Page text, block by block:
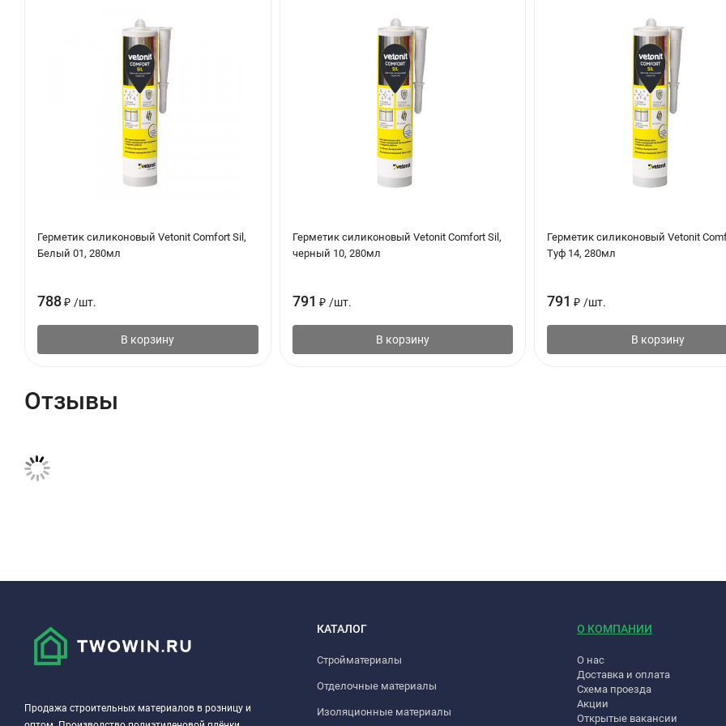
Для заглаживания шва необходимо смочить нанесенный герметик мыльным раствором с помощью распылителя и
продольным движением шпателя.
Лезвие шпателя должно располагаться поперек шва, с легким наклоном по направлению продольного движения.
Герметик силиконовый Vetonit Comfort Sil,
Белый 01, 280мл
788₽ /шт.
В корзину
Герметик силиконовый Vetonit Comfort Sil,
черный 10, 280мл
791 ₽ /шт.
В корзину
Герметик силиконовый Vetonit
Туф 14, 280мл
791 ₽ /шт.
В корзину
Отзывы
Продажа строительных материалов в розницу и
КАТАЛОГ
Стройматериалы
Отделочные материалы
Изоляционные материалы
О КОМПАНИИ
О нас
Доставка и оплата
Схема проезда
Акции
Открытые вакансии